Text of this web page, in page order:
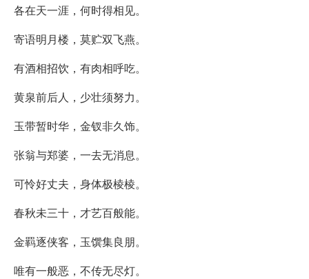
各在天一涯，何时得相见。
寄语明月楼，莫贮双飞燕。
有酒相招饮，有肉相呼吃。
黄泉前后人，少壮须努力。
玉带暂时华，金钗非久饰。
张翁与郑婆，一去无消息。
可怜好丈夫，身体极棱棱。
春秋未三十，才艺百般能。
金羁逐侠客，玉馔集良朋。
唯有一般恶，不传无尽灯。